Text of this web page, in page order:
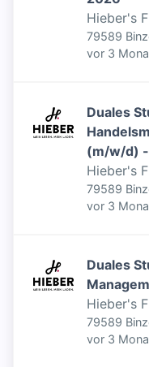
Hieber's
79589
vor 3
Duales
(m/w/d)
Hieber's
79589
vor 3
Duales
Hieber's
79589
vor 3